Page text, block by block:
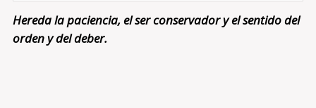
Hereda la paciencia, el ser conservador y el sentido del
orden y del deber.